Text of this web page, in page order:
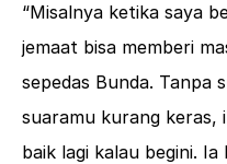
“Misalnya ketika saya
jemaat bisa memberi
sepedas Bunda. Tanpa
suaramu kurang keras,
baik lagi kalau begini.